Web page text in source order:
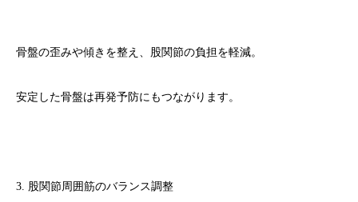
骨盤の歪みや傾きを整え、股関節の負担を軽減。
安定した骨盤は再発予防にもつながります。
3. 股関節周囲筋のバランス調整